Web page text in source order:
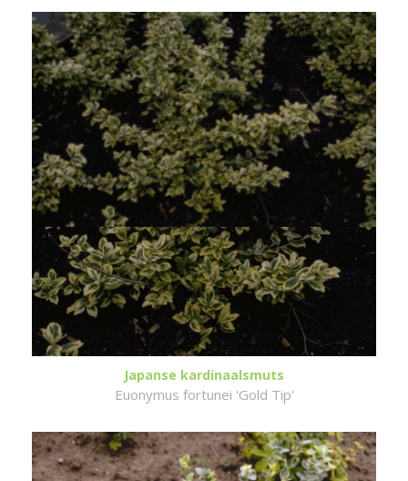
Japanse kardinaalsmuts
Euonymus fortunei 'Gold Tip'